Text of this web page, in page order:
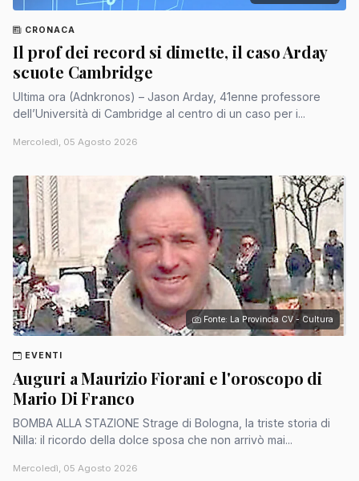
CRONACA
Il prof dei record si dimette, il caso Arday
scuote Cambridge
Ultima ora (Adnkronos) – Jason Arday, 41enne professore
dell’Università di Cambridge al centro di un caso per i...
Mercoledì, 05 Agosto 2026
Fonte: La Provincia CV - Cultura
EVENTI
Auguri a Maurizio Fiorani e l'oroscopo di
Mario Di Franco
BOMBA ALLA STAZIONE Strage di Bologna, la triste storia di
Nilla: il ricordo della dolce sposa che non arrivò mai...
Mercoledì, 05 Agosto 2026